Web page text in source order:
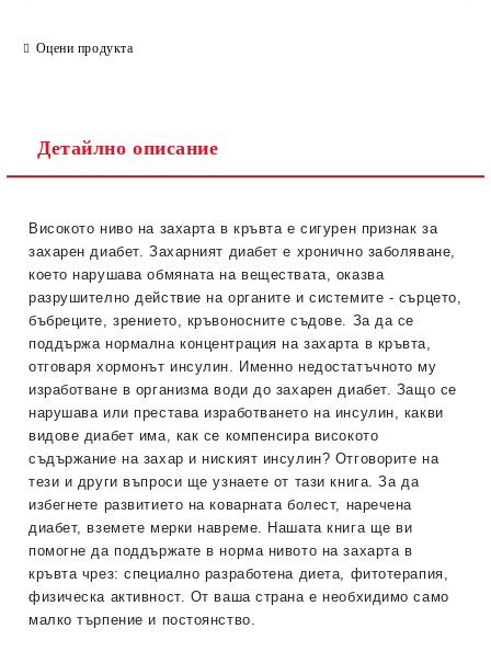
Оцени продукта
Детайлно описание
Високото ниво на захарта в кръвта е сигурен признак за
захарен диабет. Захарният диабет е хронично заболяване,
което нарушава обмяната на веществата, оказва
разрушително действие на органите и системите - сърцето,
бъбреците, зрението, кръвоносните съдове. За да се
поддържа нормална концентрация на захарта в кръвта,
отговаря хормонът инсулин. Именно недостатъчното му
изработване в организма води до захарен диабет. Защо се
нарушава или престава изработването на инсулин, какви
видове диабет има, как се компенсира високото
съдържание на захар и ниският инсулин? Отговорите на
тези и други въпроси ще узнаете от тази книга. За да
избегнете развитието на коварната болест, наречена
диабет, вземете мерки навреме. Нашата книга ще ви
помогне да поддържате в норма нивото на захарта в
кръвта чрез: специално разработена диета, фитотерапия,
физическа активност. От ваша страна е необхидимо само
малко търпение и постоянство.